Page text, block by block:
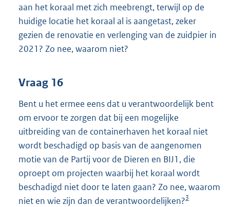
aan het koraal met zich meebrengt, terwijl op de
huidige locatie het koraal al is aangetast, zeker
gezien de renovatie en verlenging van de zuidpier in
2021? Zo nee, waarom niet?
Vraag 16
Bent u het ermee eens dat u verantwoordelijk bent
om ervoor te zorgen dat bij een mogelijke
uitbreiding van de containerhaven het koraal niet
wordt beschadigd op basis van de aangenomen
motie van de Partij voor de Dieren en BIJ1, die
oproept om projecten waarbij het koraal wordt
beschadigd niet door te laten gaan? Zo nee, waarom
niet en wie zijn dan de verantwoordelijken?3